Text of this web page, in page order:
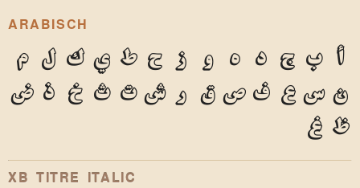
ARABISCH
أ ب ج د ه و ز ح ط ي ك ل م
ن س ع ف ص ق ر ش ت ث خ ذ ض
ظ غ
XB TITRE ITALIC